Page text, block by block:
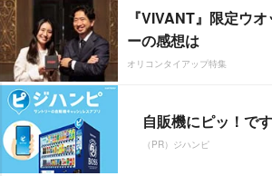
『VIVANT』限定ウ
ーの感想は
オリコンタイアップ特集
自販機にピッ！で
（PR）ジハンピ